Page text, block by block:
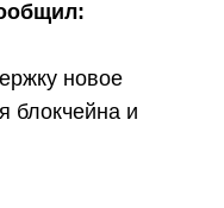
новое
блокчейна и